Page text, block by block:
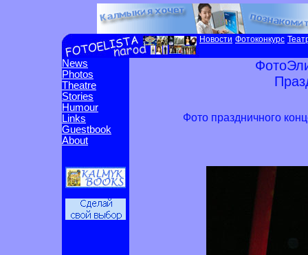
Новости Фотоконкурс
News
Photos
Theatre
Stories
Humour
Links
Guestbook
About
Фото праздничного